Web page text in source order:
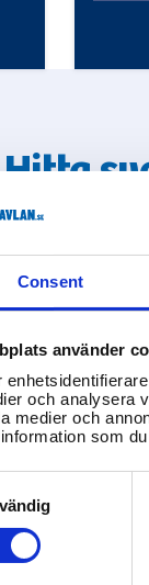
Consent
använder
och analysera
medier och
som
Hitta
från svenska
att